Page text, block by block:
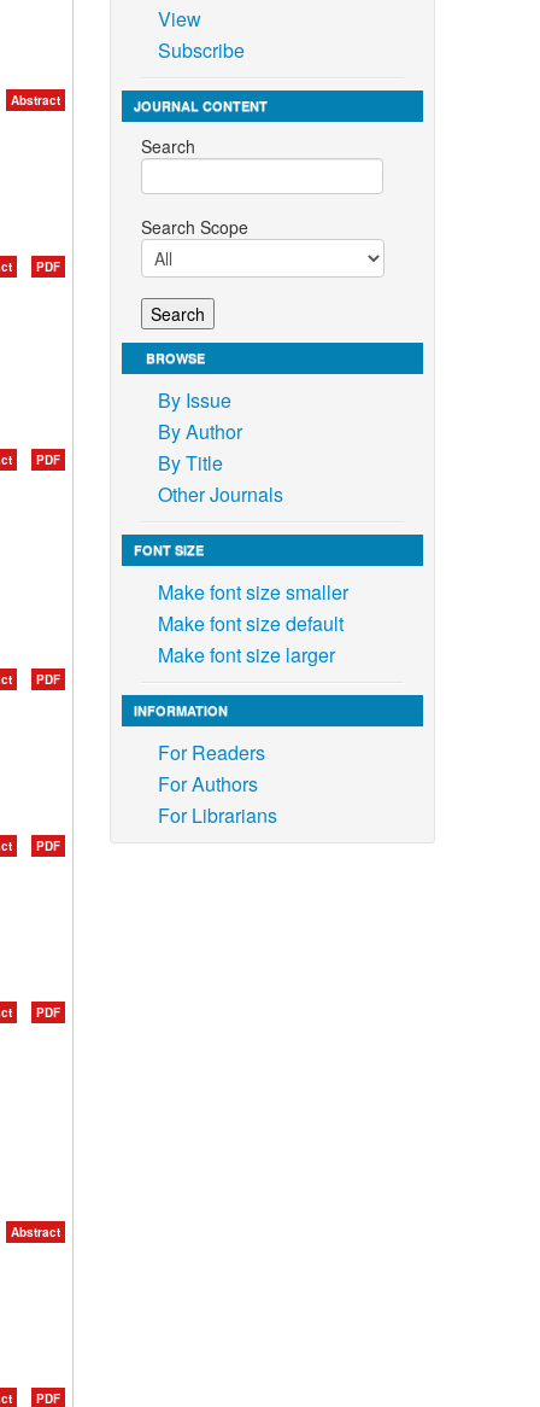
Abstract
PDF
PDF
PDF
PDF
PDF
Abstract
PDF
View
Subscribe
JOURNAL CONTENT
Search
Search Scope
BROWSE
By Issue
By Author
By Title
Other Journals
FONT SIZE
Make font size smaller
Make font size default
Make font size larger
INFORMATION
For Readers
For Authors
For Librarians